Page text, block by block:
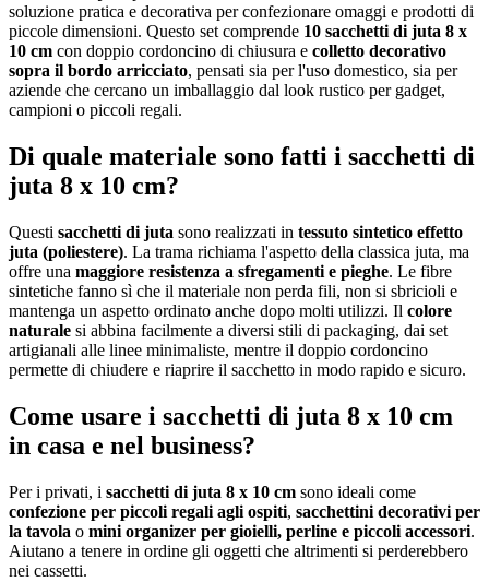
soluzione pratica e decorativa per confezionare omaggi e prodotti di
piccole dimensioni. Questo set comprende 10 sacchetti di juta 8 x
10 cm con doppio cordoncino di chiusura e colletto decorativo
sopra il bordo arricciato, pensati sia per l'uso domestico, sia per
aziende che cercano un imballaggio dal look rustico per gadget,
campioni o piccoli regali.
Di quale materiale sono fatti i sacchetti di
juta 8 x 10 cm?
Questi sacchetti di juta sono realizzati in tessuto sintetico effetto
juta (poliestere). La trama richiama l'aspetto della classica juta, ma
offre una maggiore resistenza a sfregamenti e pieghe. Le fibre
sintetiche fanno sì che il materiale non perda fili, non si sbricioli e
mantenga un aspetto ordinato anche dopo molti utilizzi. Il colore
naturale si abbina facilmente a diversi stili di packaging, dai set
artigianali alle linee minimaliste, mentre il doppio cordoncino
permette di chiudere e riaprire il sacchetto in modo rapido e sicuro.
Come usare i sacchetti di juta 8 x 10 cm
in casa e nel business?
Per i privati, i sacchetti di juta 8 x 10 cm sono ideali come
confezione per piccoli regali agli ospiti, sacchettini decorativi per
la tavola o mini organizer per gioielli, perline e piccoli accessori.
Aiutano a tenere in ordine gli oggetti che altrimenti si perderebbero
nei cassetti.